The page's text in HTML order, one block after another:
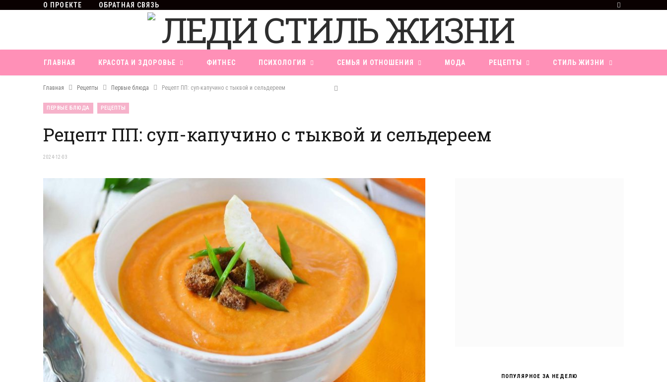
О ПРОЕКТЕ ОБРАТНАЯ СВЯЗЬ
k
ГЛАВНАЯ КРАСОТА И ЗДОРОВЬЕ ФИТНЕС ПСИХОЛОГИЯ СЕМЬЯ И ОТНОШЕНИЯ МОДА РЕЦЕПТЫ СТИЛЬ ЖИЗНИ
Главная Рецепты Первые блюда Рецепт ПП: суп-капучино с тыквой и сельдереем
ПЕРВЫЕ БЛЮДА РЕЦЕПТЫ
Рецепт ПП: суп-капучино с тыквой и сельдереем
2024-12-03
ПОПУЛЯРНОЕ ЗА НЕДЕЛЮ